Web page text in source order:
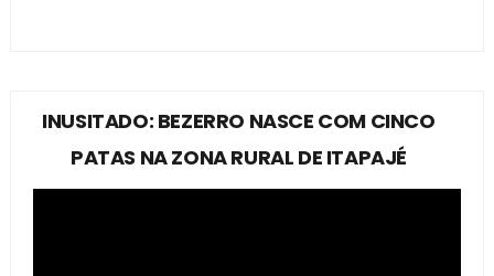
INUSITADO: BEZERRO NASCE COM CINCO
PATAS NA ZONA RURAL DE ITAPAJÉ